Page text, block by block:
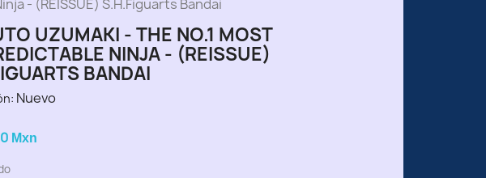
- (REISSUE) S.H.Figuarts Bandai
UZUMAKI - THE NO.1 MOST
NINJA - (REISSUE)
BANDAI
Nuevo
Mxn